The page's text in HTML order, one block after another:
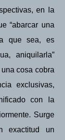
en la
“abarcar una
que sea, es
aniquilarla”
cosa cobra
exclusivas,
con la
Surge
exactitud un